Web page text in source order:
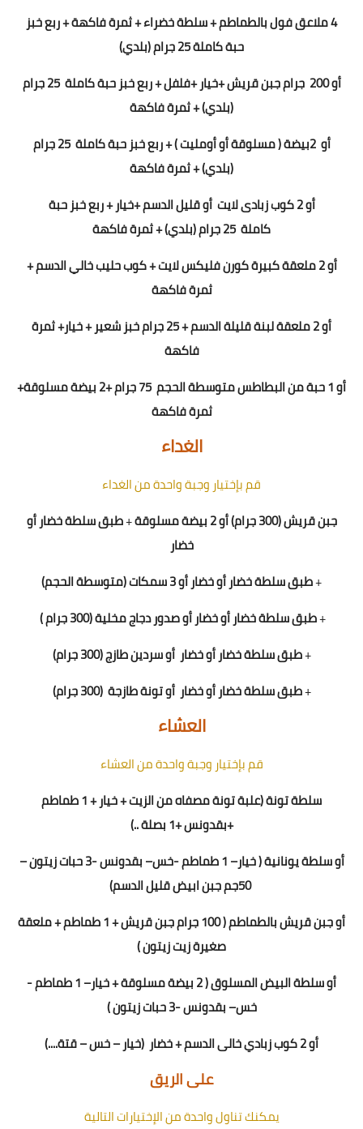
4 ملاعق فول بالطماطم + سلطة خضراء + ثمرة فاكهة
+ ربع خبز
حبة كاملة25جرام (بلدي)
أو 200
جرام جبن قريش +خيار +فلفل+ربع خبز حبة كاملة 25 جرام
(بلدي) + ثمرة فاكهة
أو 2بيضة ( مسلوقة أو أومليت ) +ربع خبز حبة كاملة 25 جرام
(بلدي) + ثمرة فاكهة
أو2كوب زبادى لايت أو قليل الدسم +خيار +ربع خبز حبة
كاملة 25 جرام (بلدي) + ثمرة فاكهة
أو 2 ملعقة كبيرة كورن فليكس لايت + كوب حليب خالي الدسم +
ثمرة فاكهة
أو 2 ملعقة لبنة قليلة الدسم + 25 جرام خبز شعير + خيار+ ثمرة
فاكهة
أو 1 حبة منالبطاطس متوسطة الحجم 75 جرام + 2بيضة مسلوقة+
ثمرة فاكهة
الغداء
قم بإختيار وجبة واحدة من الغداء
جبن قريش (300 جرام) أو 2 بيضة مسلوقة
+طبق سلطة خضار أو
خضار
+طبق سلطة خضار أو خضارأو 3 سمكات (متوسطة الحجم)
+طبق سلطة خضار أو خضارأوصدور دجاج مخلية (300 جرام )
+طبق سلطة خضار أو خضار أو سردين طازج (300 جرام)
+طبق سلطة خضار أو خضار أو تونة طازجة (300 جرام)
العشاء
قم بإختيار وجبة واحدة من العشاء
سلطة تونة (علبة تونة مصفاه من الزيت + خيار + 1 طماطم
+بقدونس +1 بصلة ..)
أو سلطة يونانية(خيار–1 طماطم -خس– بقدونس -3حبات زيتون –
50جم جبن ابيض قليل الدسم)
أو جبن قريش بالطماطم ( 100
جرام جبن قريش + 1 طماطم + ملعقة
صغيرة زيت زيتون )
أو سلطة البيض المسلوق ( 2 بيضة مسلوقة + خيار
–1 طماطم
-
خس– بقدونس -3حبات زيتون)
أو 2 كوب زبادي خالى الدسم
+خضار (خيار – خس – قتة....
)
على الريق
يمكنك تناول واحدة من الإختيارات التالية